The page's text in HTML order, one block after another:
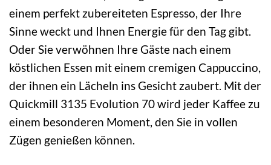
einem perfekt zubereiteten Espresso, der Ihre
Sinne weckt und Ihnen Energie für den Tag gibt.
Oder Sie verwöhnen Ihre Gäste nach einem
köstlichen Essen mit einem cremigen Cappuccino,
der ihnen ein Lächeln ins Gesicht zaubert. Mit der
Quickmill 3135 Evolution 70 wird jeder Kaffee zu
einem besonderen Moment, den Sie in vollen
Zügen genießen können.